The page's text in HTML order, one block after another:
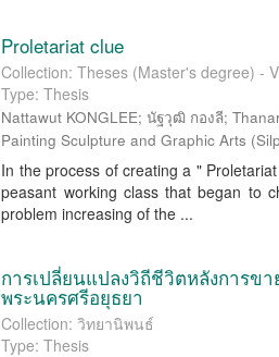
Proletariat clue
Collection: Theses (Master's degree)
Type: Thesis
Nattawut KONGLEE; นัฐวุฒิ กองลี;
Painting Sculpture and Graphic Arts (
In the process of creating a "
peasant working class that began to
problem increasing of the ...
การเปลี่ยนแปลงวิถีชีวิตหลังการข
พระนครศรีอยุธยา
Collection: วิทยานิพนธ์
Type: Thesis